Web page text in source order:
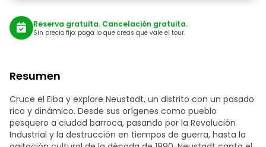
Reserva gratuita. Cancelación gratuita.
Sin precio fijo: paga lo que creas que vale el tour.
Resumen
Cruce el Elba y explore Neustadt, un distrito con un pasado
rico y dinámico. Desde sus orígenes como pueblo
pesquero a ciudad barroca, pasando por la Revolución
Industrial y la destrucción en tiempos de guerra, hasta la